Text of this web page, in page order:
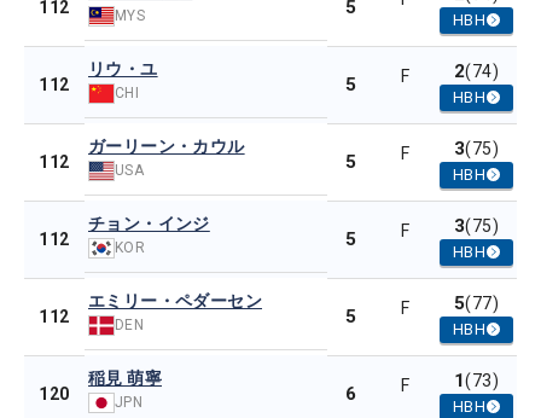
112 MYS 5
HBH
112
リウ・ユ
CHI 5 F 2(74)
HBH
112
ガーリーン・カウル
USA 5 F 3(75)
HBH
112
チョン・インジ
KOR 5 F 3(75)
HBH
112
エミリー・ペダーセン
DEN 5 F 5(77)
HBH
120
稲見 萌寧
JPN 6 F 1(73)
HBH